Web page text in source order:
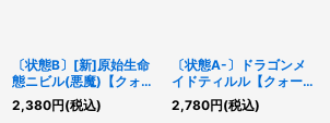
〔状態B〕[新]原始生命
態ニビル(悪魔)【クォー
ターセンチュリーシーク
レット】{QCAC-
2,380円(税込)
〔状態A-〕ドラゴンメ
イドティルル【クォータ
ーセンチュリーシークレ
ット】{QCTB-JP007}
2,780円(税込)